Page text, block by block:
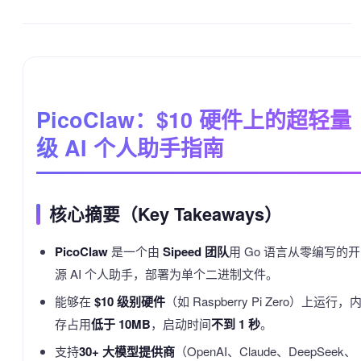
PicoClaw：$10 硬件上的超轻量
级 AI 个人助手指南
核心摘要（Key Takeaways）
PicoClaw是一个由 Sipeed 团队用 Go 语言从零编写的开
源 AI 个人助手，部署为单个二进制文件。
能够在 $10 级别硬件（如 Raspberry Pi Zero）上运行，内
存占用低于 10MB，启动时间不到 1 秒。
支持30+ 大模型提供商（OpenAI、Claude、DeepSeek、